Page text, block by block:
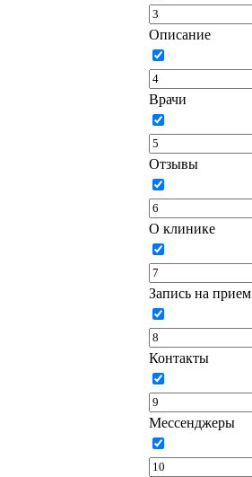
Описание
Врачи
Отзывы
О клинике
Запись на прием
Контакты
Мессенджеры